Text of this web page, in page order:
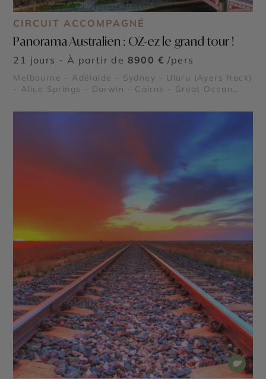
CIRCUIT ACCOMPAGNÉ
Panorama Australien : OZ-ez le grand tour !
21 jours - À partir de 8900 € /pers
Melbourne - Adélaïde - Sydney - Uluru (Ayers Rock)
- Alice Springs - Darwin - Cairns - Great Ocean
Canyon - Parc National de Kakadu - Grande